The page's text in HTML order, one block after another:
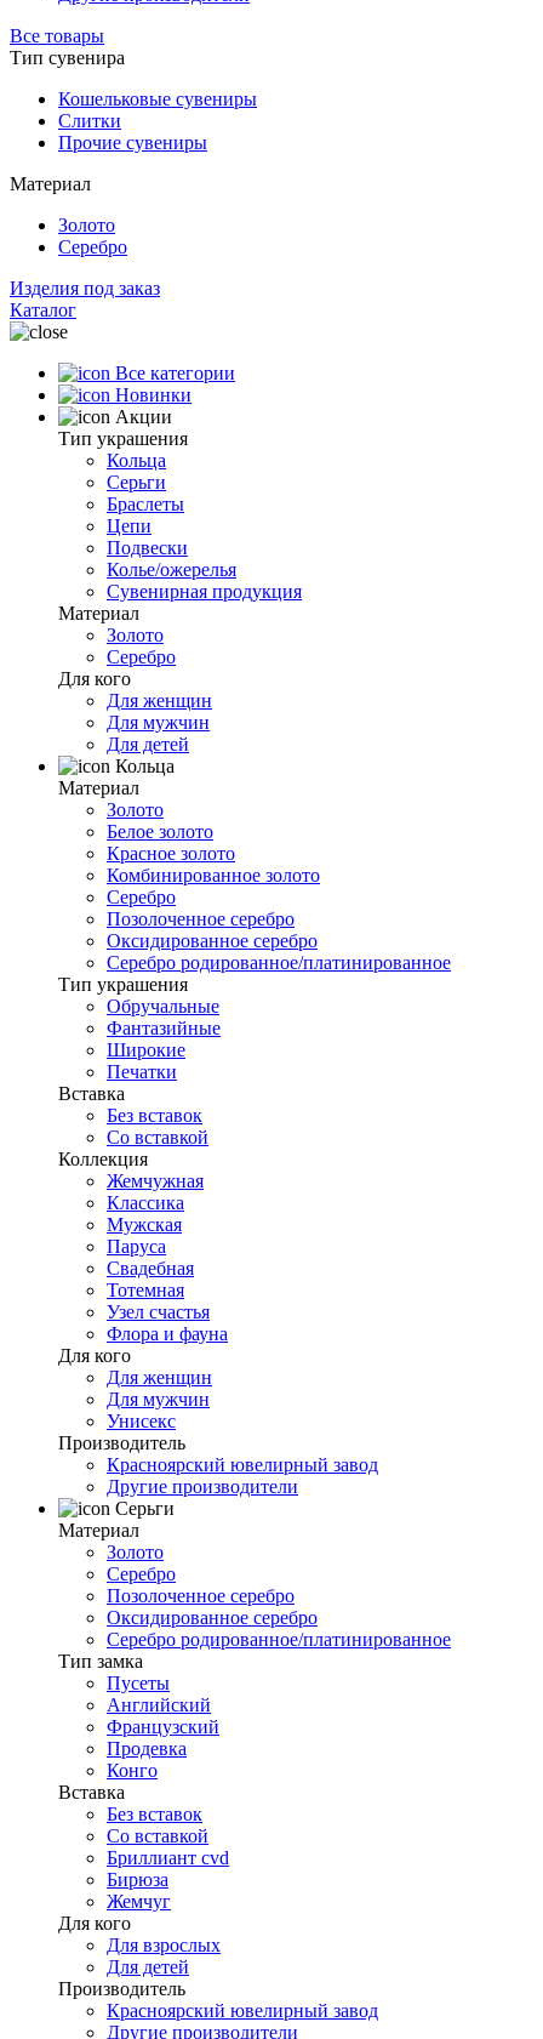
Все товары
Тип сувенира
Кошельковые сувениры
Слитки
Прочие сувениры
Материал
Золото
Серебро
Изделия под заказ
Каталог
Все категории
Новинки
Акции
Тип украшения
Кольца
Серьги
Браслеты
Цепи
Подвески
Колье/ожерелья
Сувенирная продукция
Материал
Золото
Серебро
Для кого
Для женщин
Для мужчин
Для детей
Кольца
Материал
Золото
Белое золото
Красное золото
Комбинированное золото
Серебро
Позолоченное серебро
Оксидированное серебро
Серебро родированное/платинированное
Тип украшения
Обручальные
Фантазийные
Широкие
Печатки
Вставка
Без вставок
Со вставкой
Коллекция
Жемчужная
Классика
Мужская
Паруса
Свадебная
Тотемная
Узел счастья
Флора и фауна
Для кого
Для женщин
Для мужчин
Унисекс
Производитель
Красноярский ювелирный завод
Другие производители
Серьги
Материал
Золото
Серебро
Позолоченное серебро
Оксидированное серебро
Серебро родированное/платинированное
Тип замка
Пусеты
Английский
Французский
Продевка
Конго
Вставка
Без вставок
Со вставкой
Бриллиант cvd
Бирюза
Жемчуг
Для кого
Для взрослых
Для детей
Производитель
Красноярский ювелирный завод
Другие производители